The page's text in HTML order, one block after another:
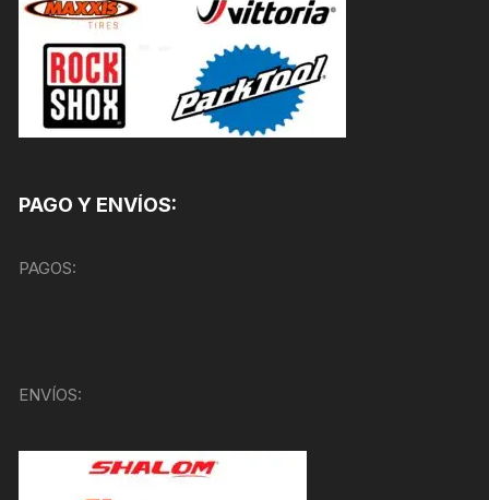
PAGO Y ENVÍOS:
PAGOS:
ENVÍOS: